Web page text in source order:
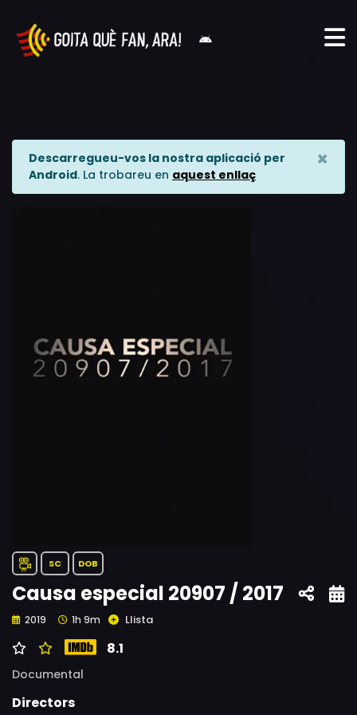
Descarregueu-vos la nostra aplicació per
Android. La trobareu en aquest enllaç
×
SC DOB
Causa especial 20907 / 2017
2019 1h 9m Llista
8.1
Documental
Directors